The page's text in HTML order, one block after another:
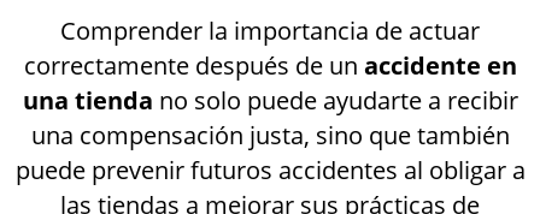
Comprender la importancia de actuar
correctamente después de un accidente en
una tienda no solo puede ayudarte a recibir
una compensación justa, sino que también
puede prevenir futuros accidentes al obligar a
las tiendas a mejorar sus prácticas de